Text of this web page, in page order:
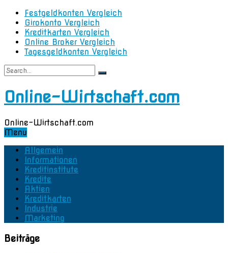
Festgeldkonten Vergleich
Girokonto Vergleich
Kreditkarten Vergleich
Online Broker Vergleich
Tagesgeldkonten Vergleich
Online-Wirtschaft.com
Online-Wirtschaft.com
Menu
Allgemein
Informationen
Kreditinstitute
Kredite
Aktien
Kreditkarten
Industrie
Marketing
Beiträge